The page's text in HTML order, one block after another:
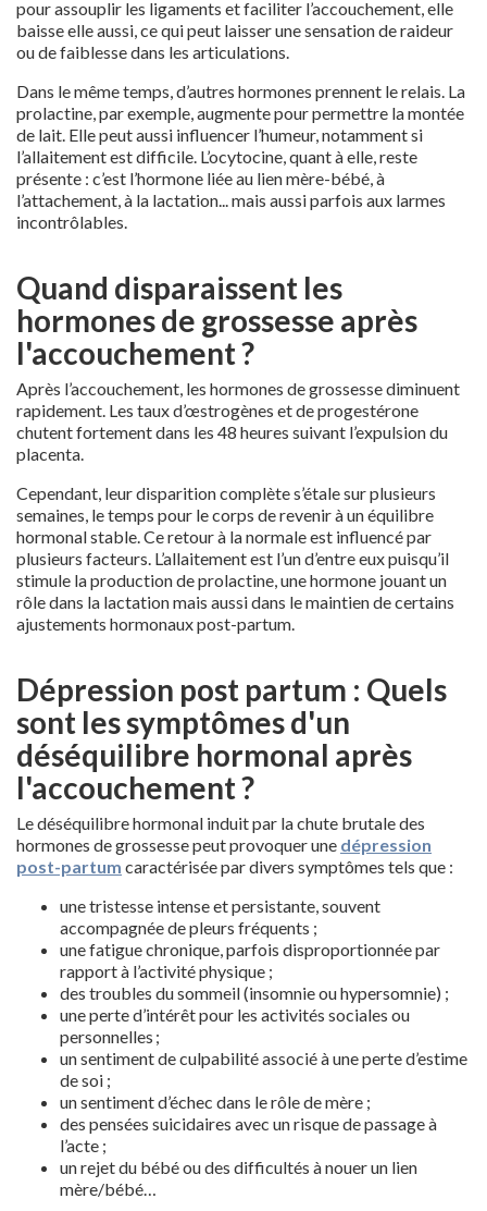
pour assouplir les ligaments et faciliter l’accouchement, elle
baisse elle aussi, ce qui peut laisser une sensation de raideur
ou de faiblesse dans les articulations.
Dans le même temps, d’autres hormones prennent le relais. La
prolactine, par exemple, augmente pour permettre la montée
de lait. Elle peut aussi influencer l’humeur, notamment si
l’allaitement est difficile. L’ocytocine, quant à elle, reste
présente : c’est l’hormone liée au lien mère-bébé, à
l’attachement, à la lactation... mais aussi parfois aux larmes
incontrôlables.
Quand disparaissent les
hormones de grossesse après
l'accouchement ?
Après l’accouchement, les hormones de grossesse diminuent
rapidement. Les taux d’œstrogènes et de progestérone
chutent fortement dans les 48 heures suivant l’expulsion du
placenta.
Cependant, leur disparition complète s’étale sur plusieurs
semaines, le temps pour le corps de revenir à un équilibre
hormonal stable. Ce retour à la normale est influencé par
plusieurs facteurs. L’allaitement est l’un d’entre eux puisqu’il
stimule la production de prolactine, une hormone jouant un
rôle dans la lactation mais aussi dans le maintien de certains
ajustements hormonaux post-partum.
Dépression post partum : Quels
sont les symptômes d'un
déséquilibre hormonal après
l'accouchement ?
Le déséquilibre hormonal induit par la chute brutale des
hormones de grossesse peut provoquer une dépression
post-partum caractérisée par divers symptômes tels que :
une tristesse intense et persistante, souvent
accompagnée de pleurs fréquents ;
une fatigue chronique, parfois disproportionnée par
rapport à l’activité physique ;
des troubles du sommeil (insomnie ou hypersomnie) ;
une perte d’intérêt pour les activités sociales ou
personnelles ;
un sentiment de culpabilité associé à une perte d’estime
de soi ;
un sentiment d’échec dans le rôle de mère ;
des pensées suicidaires avec un risque de passage à
l’acte ;
un rejet du bébé ou des difficultés à nouer un lien
mère/bébé…